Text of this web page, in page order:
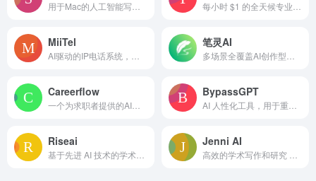
MiiTel 笔灵AI
Careerflow BypassGPT
Riseai Jenni AI